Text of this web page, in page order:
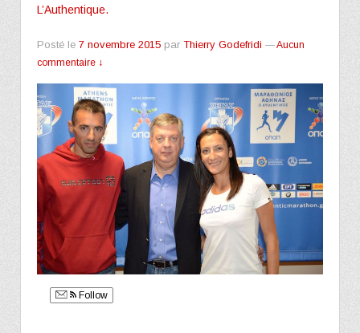
L’Authentique.
Posté le 7 novembre 2015 par Thierry Godefridi —Aucun
commentaire ↓
Follow